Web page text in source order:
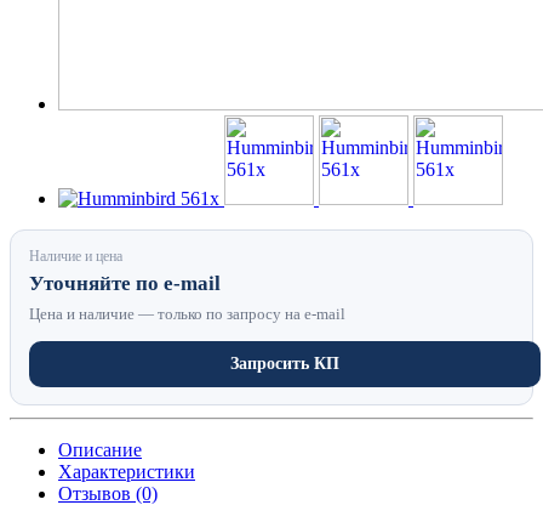
Наличие и цена
Уточняйте по e-mail
Цена и наличие — только по запросу на e-mail
Запросить КП
Описание
Характеристики
Отзывов (0)